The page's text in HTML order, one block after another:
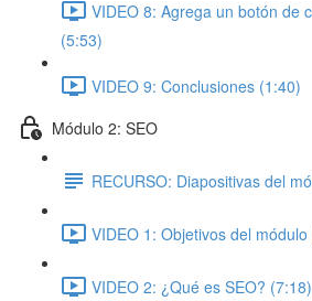
VIDEO 8: Agrega un botón de
(5:53)
VIDEO 9: Conclusiones (1:40)
Módulo 2: SEO
RECURSO: Diapositivas del
VIDEO 1: Objetivos del
VIDEO 2: ¿Qué es SEO? (7:18)